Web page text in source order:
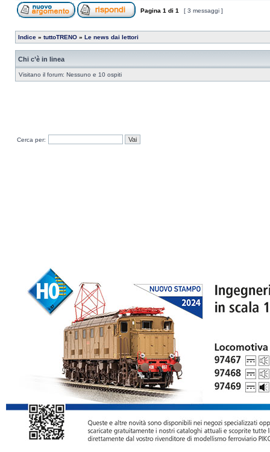
Pagina 1 di 1 [ 3 messaggi ]
Indice » tuttoTRENO » Le news dai lettori
Chi c’è in linea
Visitano il forum: Nessuno e 10 ospiti
Cerca per: